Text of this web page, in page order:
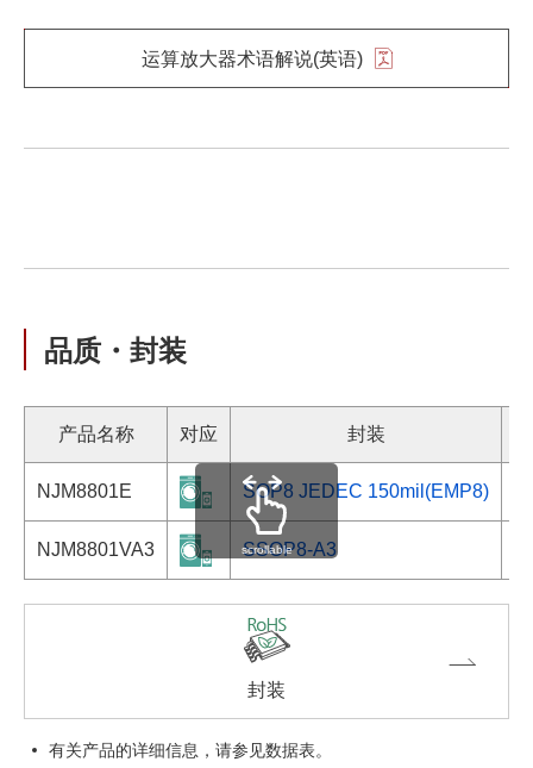
运算放大器术语解说(英语)
品质・封装
产品名称 对应 封装
NJM8801E SOP8 JEDEC 150mil(EMP8)
NJM8801VA3 SSOP8-A3
scrollable
封装
有关产品的详细信息，请参见数据表。